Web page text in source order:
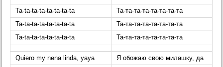
Ta-ta-ta-ta-ta-ta-ta-ta
Та-та-та-та-та-та-та-та
Ta-ta-ta-ta-ta-ta-ta-ta
Та-та-та-та-та-та-та-та
Ta-ta-ta-ta-ta-ta-ta-ta
Та-та-та-та-та-та-та-та
Quiero my nena linda, yaya Я обожаю свою милашку, да